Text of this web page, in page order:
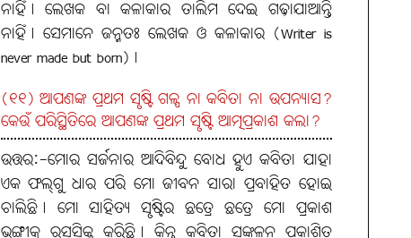
ନାହିଁ। ଲେଖକ ବା କଳାକାର ତାଲିମ ଦେଇ ଗଢ଼ାଯାଆନ୍ତି
ନାହିଁ। ସେମାନେ ଜନ୍ମତଃ ଲେଖକ ଓ କଳାକାର (Writer is
never made but born)।
(୧୧) ଆପଣଙ୍କ ପ୍ରଥମ ସୃଷ୍ଟି ଗଳ୍ପ ନା କବିତା ନା ଉପନ୍ୟାସ?
କେଉଁ ପରିସ୍ଥିତିରେ ଆପଣଙ୍କ ପ୍ରଥମ ସୃଷ୍ଟି ଆତ୍ମପ୍ରକାଶ କଲା?
ଉତ୍ତର:-ମୋର ସର୍ଜନାର ଆଦିବିନ୍ଦୁ ବୋଧ ହୁଏ କବିତା ଯାହା
ଏକ ଫଲ୍‌ଗୁ ଧାର ପରି ମୋ ଜୀବନ ସାରା ପ୍ରବାହିତ ହୋଇ
ଚାଲିଛି। ମୋ ସାହିତ୍ୟ ସୃଷ୍ଟିର ଛତ୍ରେ ଛତ୍ରେ ମୋ ପ୍ରକାଶ
ଭଙ୍ଗୀକୁ ରସସିକ୍ତ କରିଛି। କିନ୍ତୁ କବିତା ସଙ୍କଳନ ପ୍ରକାଶିତ